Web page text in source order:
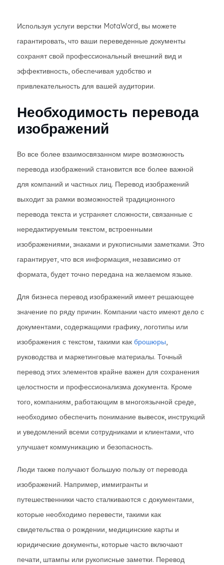
Используя услуги верстки MotaWord, вы можете
гарантировать, что ваши переведенные документы
сохранят свой профессиональный внешний вид и
эффективность, обеспечивая удобство и
привлекательность для вашей аудитории.
Необходимость перевода
изображений
Во все более взаимосвязанном мире возможность
перевода изображений становится все более важной
для компаний и частных лиц. Перевод изображений
выходит за рамки возможностей традиционного
перевода текста и устраняет сложности, связанные с
нередактируемым текстом, встроенными
изображениями, знаками и рукописными заметками. Это
гарантирует, что вся информация, независимо от
формата, будет точно передана на желаемом языке.
Для бизнеса перевод изображений имеет решающее
значение по ряду причин. Компании часто имеют дело с
документами, содержащими графику, логотипы или
изображения с текстом, такими как брошюры,
руководства и маркетинговые материалы. Точный
перевод этих элементов крайне важен для сохранения
целостности и профессионализма документа. Кроме
того, компаниям, работающим в многоязычной среде,
необходимо обеспечить понимание вывесок, инструкций
и уведомлений всеми сотрудниками и клиентами, что
улучшает коммуникацию и безопасность.
Люди также получают большую пользу от перевода
изображений. Например, иммигранты и
путешественники часто сталкиваются с документами,
которые необходимо перевести, такими как
свидетельства о рождении, медицинские карты и
юридические документы, которые часто включают
печати, штампы или рукописные заметки. Перевод